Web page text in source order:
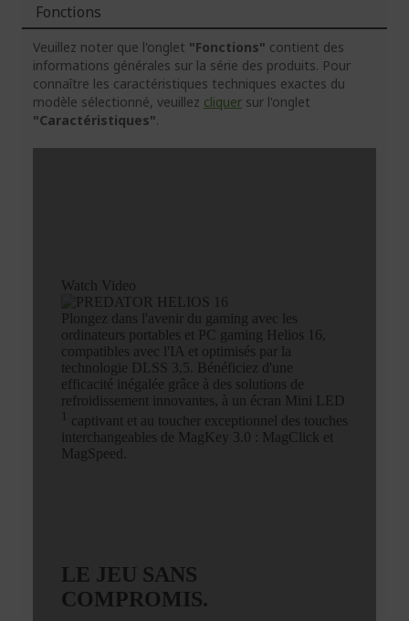
Fonctions
Veuillez noter que l'onglet "Fonctions" contient des
informations générales sur la série des produits. Pour
connaître les caractéristiques techniques exactes du
modèle sélectionné, veuillez cliquer sur l'onglet
"Caractéristiques".